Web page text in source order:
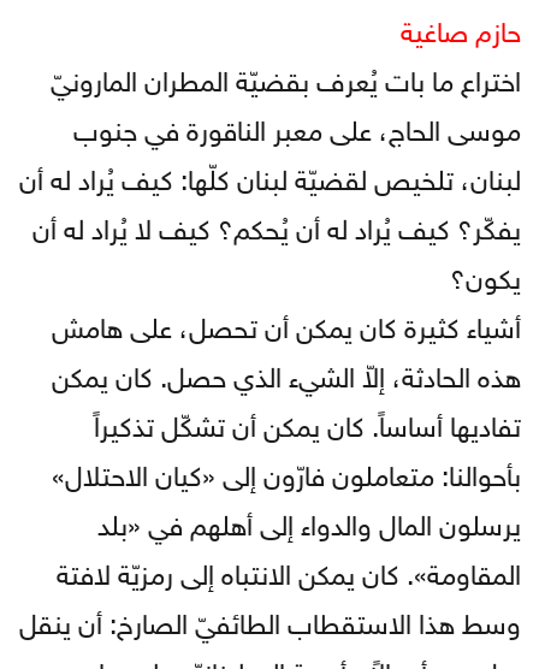
حازم صاغية
اختراع ما بات يُعرف بقضيّة المطران المارونيّ
موسى الحاج، على معبر الناقورة في جنوب
لبنان، تلخيص لقضيّة لبنان كلّها: كيف يُراد له أن
يفكّر؟ كيف يُراد له أن يُحكم؟ كيف لا يُراد له أن
يكون؟
أشياء كثيرة كان يمكن أن تحصل، على هامش
هذه الحادثة، إلاّ الشيء الذي حصل. كان يمكن
تفاديها أساساً. كان يمكن أن تشكّل تذكيراً
بأحوالنا: متعاملون فارّون إلى «كيان الاحتلال»
يرسلون المال والدواء إلى أهلهم في «بلد
المقاومة». كان يمكن الانتباه إلى رمزيّة لافتة
وسط هذا الاستقطاب الطائفيّ الصارخ: أن ينقل